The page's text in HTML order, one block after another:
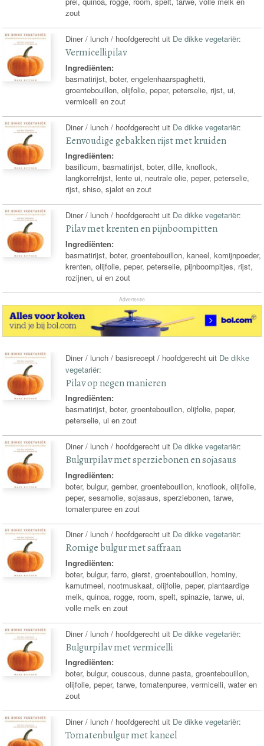
zout
Diner / lunch / hoofdgerecht uit De dikke vegetariër:
Vermicellipilav
Ingrediënten:
basmatirijst, boter, engelenhaarspaghetti,
groentebouillon, olijfolie, peper, peterselie, rijst, ui,
vermicelli en zout
Diner / lunch / hoofdgerecht uit De dikke vegetariër:
Eenvoudige gebakken rijst met kruiden
Ingrediënten:
basilicum, basmatirijst, boter, dille, knoflook,
langkorrelrijst, lente ui, neutrale olie, peper, peterselie,
rijst, shiso, sjalot en zout
Diner / lunch / hoofdgerecht uit De dikke vegetariër:
Pilav met krenten en pijnboompitten
Ingrediënten:
basmatirijst, boter, groentebouillon, kaneel, komijnpoeder,
krenten, olijfolie, peper, peterselie, pijnboompitjes, rijst,
rozijnen, ui en zout
Advertentie
Diner / lunch / basisrecept / hoofdgerecht uit De dikke
vegetariër:
Pilav op negen manieren
Ingrediënten:
basmatirijst, boter, groentebouillon, olijfolie, peper,
peterselie, ui en zout
Diner / lunch / hoofdgerecht uit De dikke vegetariër:
Bulgurpilav met sperziebonen en sojasaus
Ingrediënten:
boter, bulgur, gember, groentebouillon, knoflook, olijfolie,
peper, sesamolie, sojasaus, sperziebonen, tarwe,
tomatenpuree en zout
Diner / lunch / hoofdgerecht uit De dikke vegetariër:
Romige bulgur met saffraan
Ingrediënten:
boter, bulgur, farro, gierst, groentebouillon, hominy,
kamutmeel, nootmuskaat, olijfolie, peper, plantaardige
melk, quinoa, rogge, room, spelt, spinazie, tarwe, ui,
volle melk en zout
Diner / lunch / hoofdgerecht uit De dikke vegetariër:
Bulgurpilav met vermicelli
Ingrediënten:
boter, bulgur, couscous, dunne pasta, groentebouillon,
olijfolie, peper, tarwe, tomatenpuree, vermicelli, water en
zout
Diner / lunch / hoofdgerecht uit De dikke vegetariër:
Tomatenbulgur met kaneel